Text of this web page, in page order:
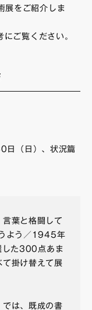
展をご紹介しま
ご覧ください。
日（日）、状況篇
葉と格闘して
よう／1945年
した300点あま
て掛け替えて展
では、既成の書